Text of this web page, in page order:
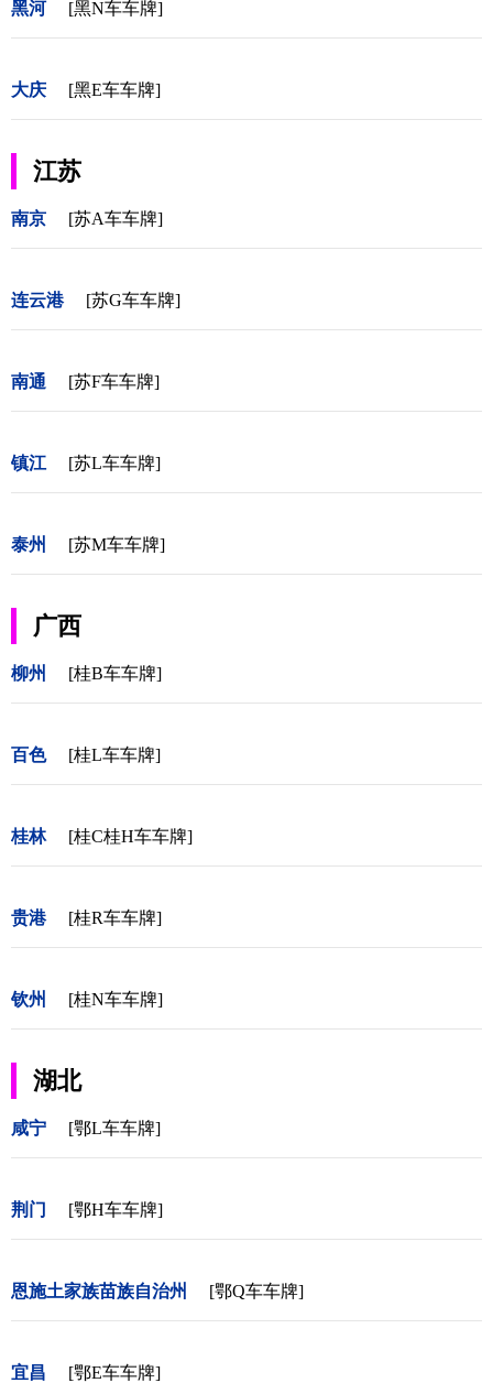
黑河 [黑N车车牌]
大庆 [黑E车车牌]
江苏
南京 [苏A车车牌]
连云港 [苏G车车牌]
南通 [苏F车车牌]
镇江 [苏L车车牌]
泰州 [苏M车车牌]
广西
柳州 [桂B车车牌]
百色 [桂L车车牌]
桂林 [桂C桂H车车牌]
贵港 [桂R车车牌]
钦州 [桂N车车牌]
湖北
咸宁 [鄂L车车牌]
荆门 [鄂H车车牌]
恩施土家族苗族自治州 [鄂Q车车牌]
宜昌 [鄂E车车牌]